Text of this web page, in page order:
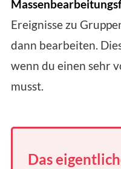
Ereignisse zu
dann bearbeiten.
wenn du einen sehr
musst.
Das